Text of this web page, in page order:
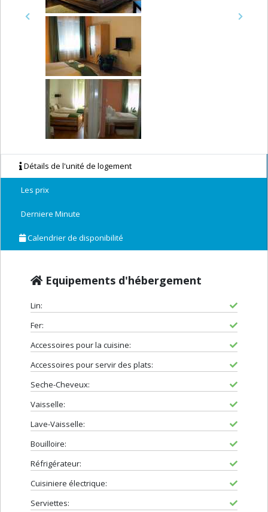
Previous Next
Détails de l'unité de logement
Les prix
Derniere Minute
Calendrier de disponibilité
Equipements d'hébergement
Lin:
Fer:
Accessoires pour la cuisine:
Accessoires pour servir des plats:
Seche-Cheveux:
Vaisselle:
Lave-Vaisselle:
Bouilloire:
Réfrigérateur:
Cuisiniere électrique:
Serviettes: